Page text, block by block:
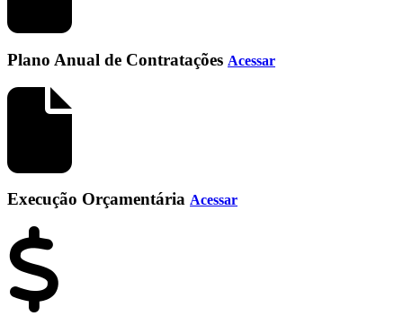
Plano Anual de Contratações Acessar
Execução Orçamentária Acessar